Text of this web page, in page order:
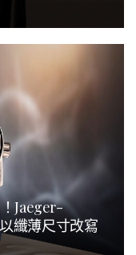
Jaeger-
纖薄尺寸改寫